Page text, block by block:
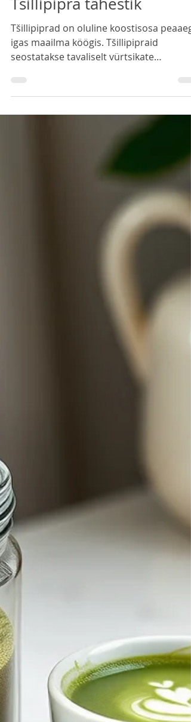
May 29
Tšillipipra tähestik
Tšillipiprad on oluline koostisosa
vürtsikad. Tšillipiprade vürtsikuse
mõõtmiseks kasutatakse Scoville'i
Paprika , mida samuti peetakse
tšillipipraks, ei ole üldse vürtsikas. Selle
Scoville'i tulisusaste on 0 (null), samas kui
maailma tuliseima pipra, Carolina
, tulisusaste on 2,2 miljonit. Hiljuti on
maailmaturule toodud uus pipar, Peppe